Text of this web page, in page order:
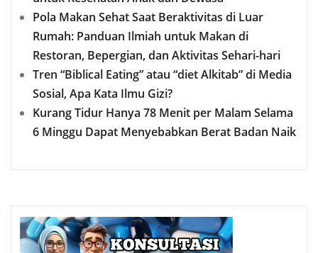
Pola Makan Sehat Saat Beraktivitas di Luar
Rumah: Panduan Ilmiah untuk Makan di
Restoran, Bepergian, dan Aktivitas Sehari-hari
Tren “Biblical Eating” atau “diet Alkitab” di Media
Sosial, Apa Kata Ilmu Gizi?
Kurang Tidur Hanya 78 Menit per Malam Selama
6 Minggu Dapat Menyebabkan Berat Badan Naik